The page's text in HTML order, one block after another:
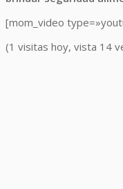
[mom_video
(1 visitas hoy, vista 14